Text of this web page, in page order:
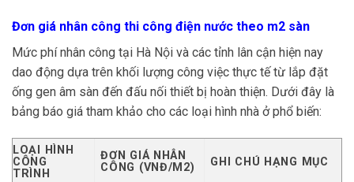
Đơn giá nhân công thi công điện nước theo m2 sàn
Mức phí nhân công tại Hà Nội và các tỉnh lân cận hiện nay
dao động dựa trên khối lượng công việc thực tế từ lắp đặt
ống gen âm sàn đến đấu nối thiết bị hoàn thiện. Dưới đây là
bảng báo giá tham khảo cho các loại hình nhà ở phổ biến:
LOẠI HÌNH
CÔNG
TRÌNH
ĐƠN GIÁ NHÂN
CÔNG (VNĐ/M2)
GHI CHÚ HẠNG MỤC